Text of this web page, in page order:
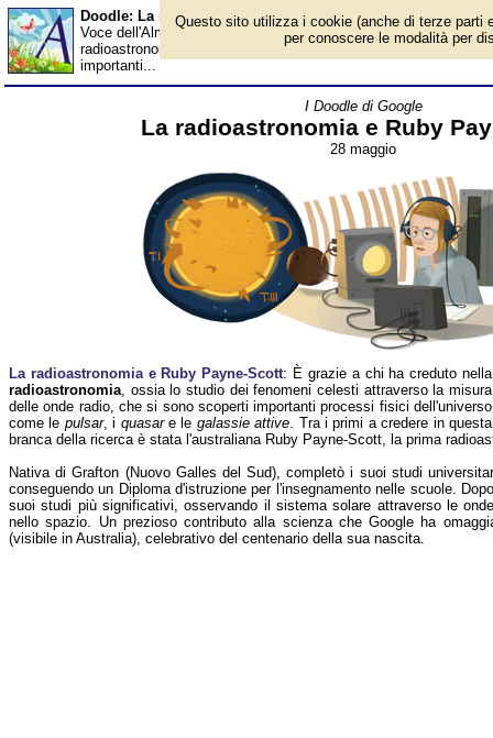
Doodle: La radioastronomia e Ruby Payne-Scott -
Voce dell'Almanacco del 28 maggio, per la rubrica 'I Doodle di
radioastronomia, ossia lo studio dei fenomeni celesti attraverso
importanti...
I Doodle di Google
La radioastronomia e Ruby
28 maggio
La radioastronomia e Ruby Payne-Scott: È grazie a chi ha creduto nella
radioastronomia, ossia lo studio dei fenomeni celesti attraverso la misura
delle onde radio, che si sono scoperti importanti processi fisici dell'universo
come le pulsar, i quasare le galassie attive. Tra i primi a credere in questa
branca della ricerca è stata l'australiana Ruby Payne-Scott, la prima
Nativa di Grafton (Nuovo Galles del Sud), completò i suoi studi
conseguendo un Diploma d'istruzione per l'insegnamento nelle scuole.
suoi studi più significativi, osservando il sistema solare attraverso le
nello spazio. Un prezioso contributo alla scienza che Google ha
(visibile in Australia), celebrativo del centenario della sua nascita.
Questo sito utilizza i cookie (anche di terze parti
per conoscere le modalità per